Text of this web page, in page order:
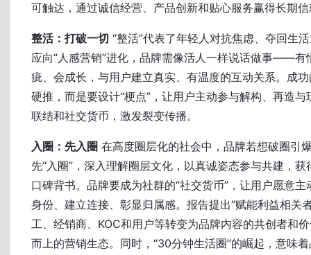
可触达，通过诚信经营、产品创新和贴心服务赢得长期
整活：打破一切 “整活”代表了年轻人对抗焦虑、夺回生
应向“人感营销”进化，品牌需像活人一样说话做事——有
疵、会成长，与用户建立真实、有温度的互动关系。成
硬推，而是要设计“梗点”，让用户主动参与解构、再造
联结和社交货币，激发裂变传播。
入圈：先入圈 在高度圈层化的社会中，品牌若想破圈引
先“入圈”，深入理解圈层文化，以真诚姿态参与共建，
口碑背书。品牌要成为社群的“社交货币”，让用户愿意主
身份、建立连接、彰显归属感。报告提出“赋能利益相关
工、经销商、KOC和用户等转变为品牌内容的共创者和
而上的营销生态。同时，“30分钟生活圈”的崛起，意味